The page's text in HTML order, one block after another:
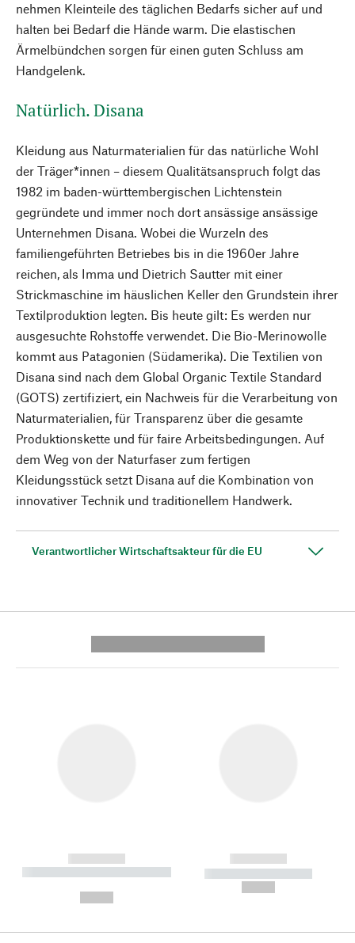
nehmen Kleinteile des täglichen Bedarfs sicher auf und
halten bei Bedarf die Hände warm. Die elastischen
Ärmelbündchen sorgen für einen guten Schluss am
Handgelenk.
Natürlich. Disana
Kleidung aus Naturmaterialien für das natürliche Wohl
der Träger*innen – diesem Qualitätsanspruch folgt das
1982 im baden-württembergischen Lichtenstein
gegründete und immer noch dort ansässige ansässige
Unternehmen Disana. Wobei die Wurzeln des
familiengeführten Betriebes bis in die 1960er Jahre
reichen, als Imma und Dietrich Sautter mit einer
Strickmaschine im häuslichen Keller den Grundstein ihrer
Textilproduktion legten. Bis heute gilt: Es werden nur
ausgesuchte Rohstoffe verwendet. Die Bio-Merinowolle
kommt aus Patagonien (Südamerika). Die Textilien von
Disana sind nach dem Global Organic Textile Standard
(GOTS) zertifiziert, ein Nachweis für die Verarbeitung von
Naturmaterialien, für Transparenz über die gesamte
Produktionskette und für faire Arbeitsbedingungen. Auf
dem Weg von der Naturfaser zum fertigen
Kleidungsstück setzt Disana auf die Kombination von
innovativer Technik und traditionellem Handwerk.
Verantwortlicher Wirtschaftsakteur für die EU
------------
----------- ----------- --------
------------
----------- -----------